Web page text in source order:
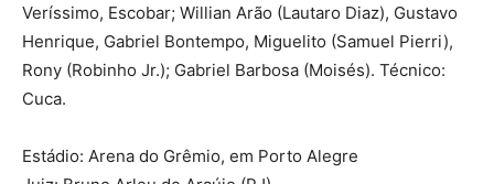
Veríssimo, Escobar; Willian Arão (Lautaro Diaz), Gustavo
Henrique, Gabriel Bontempo, Miguelito (Samuel Pierri),
Rony (Robinho Jr.); Gabriel Barbosa (Moisés). Técnico:
Cuca.
Estádio: Arena do Grêmio, em Porto Alegre